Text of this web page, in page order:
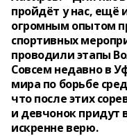
пройдёт у нас, ещё
огромным опытом
спортивных
проводили этапы
Совсем недавно в
мира по борьбе
что после этих
и девчонок придут
искренне верю.